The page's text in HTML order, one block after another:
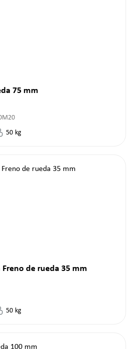
75 mm
50 kg
de rueda 35 mm
50 kg